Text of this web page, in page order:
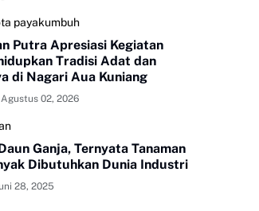
payakumbuh
Putra Apresiasi Kegiatan
Tradisi Adat dan
di Nagari Aua Kuniang
02, 2026
Ganja, Ternyata Tanaman
Dibutuhkan Dunia Industri
28, 2025